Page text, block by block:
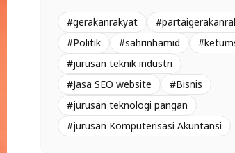
#gerakanrakyat
#Politik
#sahrinhamid
#jurusan teknik industri
#Jasa SEO website
#Bisnis
#jurusan teknologi pangan
#jurusan Komputerisasi Akuntansi